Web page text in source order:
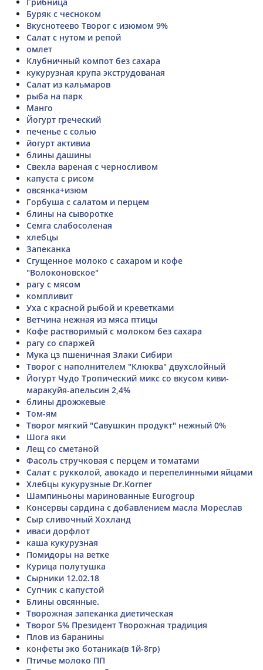
Буряк с чесноком
Вкуснотеево Творог с изюмом 9%
Салат с нутом и репой
омлет
Клубничный компот без сахара
кукурузная крупа экструдованая
Салат из кальмаров
рыба на парк
Манго
Йогурт греческий
печенье с солью
йогурт активиа
блины дашины
Свекла вареная с черносливом
капуста с рисом
овсянка+изюм
Горбуша с салатом и перцем
блины на сыворотке
Семга слабосоленая
хлебцы
Запеканка
Сгущенное молоко с сахаром и кофе
"Волоконовское"
рагу с мясом
компливит
Уха с красной рыбой и креветками
Ветчина нежная из мяса птицы
Кофе растворимый с молоком без сахара
рагу со спаржей
Мука цз пшеничная Злаки Сибири
Творог с наполнителем "Клюква" двухслойный
Йогурт Чудо Тропический микс со вкусом киви-
маракуйя-апельсин 2,4%
блины дрожжевые
Том-ям
Творог мягкий "Савушкин продукт" нежный 0%
Шога яки
Лещ со сметаной
Фасоль стручковая с перцем и томатами
Салат с рукколой, авокадо и перепелинными яйцами
Хлебцы кукурузные Dr.Korner
Шампиньоны маринованные Eurogroup
Консервы сардина с добавлением масла Мореслав
Сыр сливочный Хохланд
иваси дорфлот
каша кукурузная
Помидоры на ветке
Курица полутушка
Сырники 12.02.18
Супчик с капустой
Блины овсянные.
Творожная запеканка диетическая
Творог 5% Президент Творожная традиция
Плов из баранины
конфеты эко ботаника(в 1й-8гр)
Птичье молоко ПП